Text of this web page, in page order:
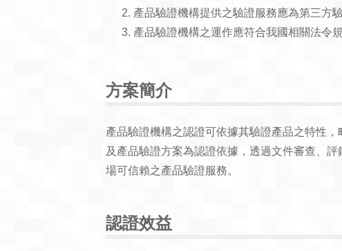
產品驗證機構提供之驗證服務應為第三方驗
產品驗證機構之運作應符合我國相關法令規
方案簡介
產品驗證機構之認證可依據其驗證產品之特性
及產品驗證方案為認證依據，透過文件審查、
場可信賴之產品驗證服務。
認證效益